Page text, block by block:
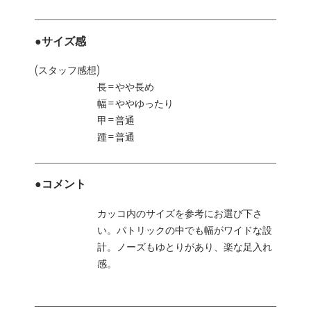
●サイズ感
(スタッフ感想)
長=やや長め
幅=ややゆったり
甲=普通
踵=普通
●コメント
カッコ内のサイズを参考にお選び下さ
い。パトリックの中でも幅がワイドな設
計。ノーズもゆとりがあり、楽な足入れ
感。